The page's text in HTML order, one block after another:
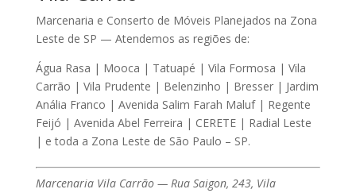
Marcenaria e Conserto de Móveis Planejados na Zona
Leste de SP — Atendemos as regiões de:
Água Rasa | Mooca | Tatuapé | Vila Formosa | Vila
Carrão | Vila Prudente | Belenzinho | Bresser | Jardim
Anália Franco | Avenida Salim Farah Maluf | Regente
Feijó | Avenida Abel Ferreira | CERETE | Radial Leste
| e toda a Zona Leste de São Paulo – SP.
Marcenaria Vila Carrão — Rua Saigon, 243, Vila